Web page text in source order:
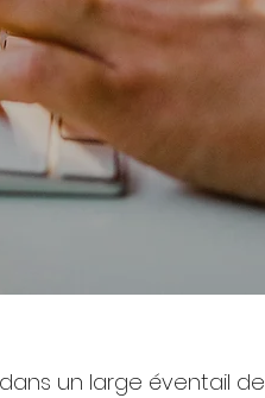
un large éventail de